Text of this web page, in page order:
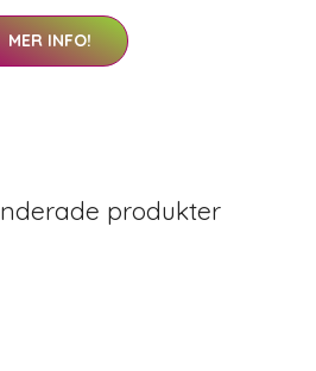
MER INFO!
produkter